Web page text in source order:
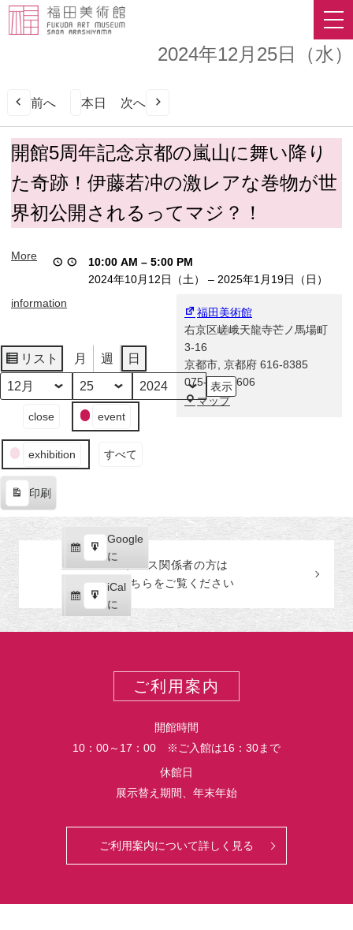
2024年12月25日（水）
前へ 本日 次へ
開
館
5
年
念
の
に
舞
い
た
奇
跡！
伊
藤
冲
激
レ
な
開館5周年記念京都の嵐山に舞い降り
た奇跡！伊藤若冲の激レアな巻物が世
界初公開されるってマジ？！
10:00 AM – 5:00 PM
2024年10月12日（土）
– 2025年1月19日（日）
福田美術館
右京区嵯峨天龍寺芒ノ馬場町
3-16
京都市 京都府 616-8385
075-863-0606
マップ福
More
information
リスト
表
示
月 週 日
月
日
年
ン
の
テ
リ
ー
close event
exhibition すべて
印刷
示
Google
で
購
読
iCal
で
購
読
Google
に
エ
ク
ス
ポ
iCal
に
エ
ク
プレス関係者の方は
こちらをご覧ください
ご利用案内
開館時間
10：00～17：00 ※ご入館は16：30まで
休館日
展示替え期間、年末年始
ご利用案内について詳しく見る